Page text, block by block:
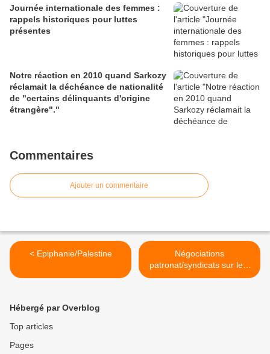
Journée internationale des femmes :
rappels historiques pour luttes
présentes
Notre réaction en 2010 quand Sarkozy
réclamait la déchéance de nationalité
de "certains délinquants d'origine
étrangère"."
Commentaires
Ajouter un commentaire
< Epiphanie/Palestine
Négociations
patronat/syndicats sur le «
marché du travail » : un
Hébergé par Overblog
Top articles
Pages